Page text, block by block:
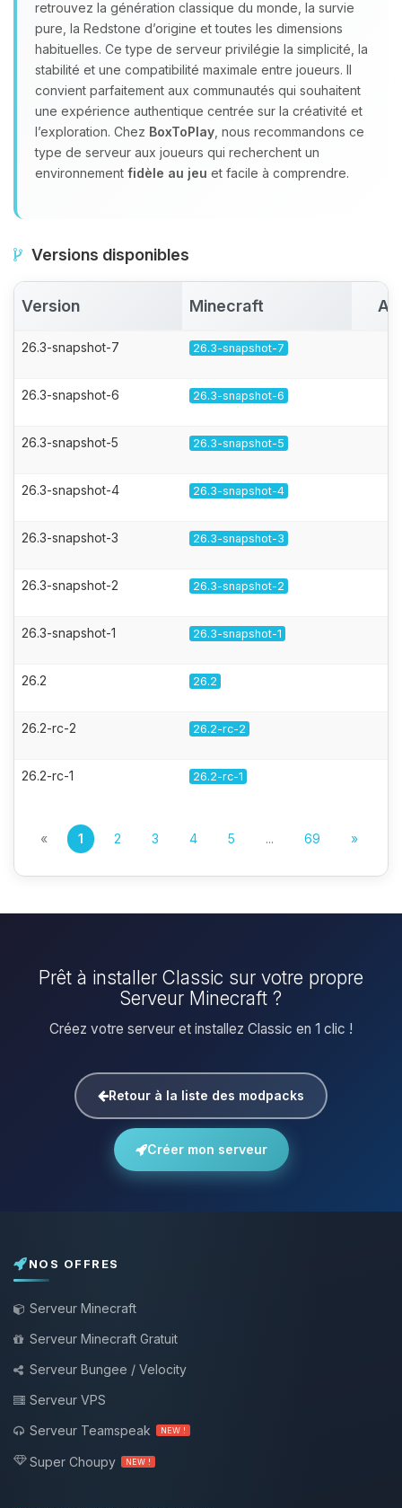
retrouvez la génération classique du monde, la survie
pure, la Redstone d’origine et toutes les dimensions
habituelles. Ce type de serveur privilégie la simplicité, la
stabilité et une compatibilité maximale entre joueurs. Il
convient parfaitement aux communautés qui souhaitent
une expérience authentique centrée sur la créativité et
l’exploration. Chez BoxToPlay , nous recommandons ce
type de serveur aux joueurs qui recherchent un
environnement fidèle au jeu et facile à comprendre.
Versions disponibles
Version Minecraft
26.3-snapshot-7 26.3-snapshot-7
26.3-snapshot-6 26.3-snapshot-6
26.3-snapshot-5 26.3-snapshot-5
26.3-snapshot-4 26.3-snapshot-4
26.3-snapshot-3 26.3-snapshot-3
26.3-snapshot-2 26.3-snapshot-2
26.3-snapshot-1 26.3-snapshot-1
26.2 26.2
26.2-rc-2 26.2-rc-2
26.2-rc-1 26.2-rc-1
« 1 2 3 4 5 ... 69 »
Prêt à installer Classic sur votre propre
Serveur Minecraft ?
Créez votre serveur et installez Classic en 1 clic !
Retour à la liste des modpacks
Créer mon serveur
NOS OFFRES
Serveur Minecraft
Serveur Minecraft Gratuit
Serveur Bungee / Velocity
Serveur VPS
Serveur Teamspeak
NEW !
Super Choupy NEW !
assistant BoxToPlay. Dis-moi ce dont
tu as besoin et je vais remuer mes
petits circuits pour t’aider.
07/08/2026 à 02:27